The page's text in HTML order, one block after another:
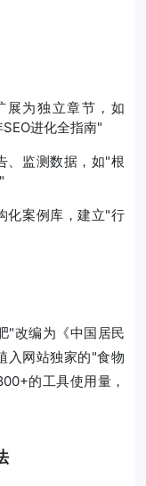
展为独立章节，如
进化全指南"
、监测数据，如"根
化案例库，建立"行
"改编为《中国居民
入网站独家的"食物
的工具使用量，